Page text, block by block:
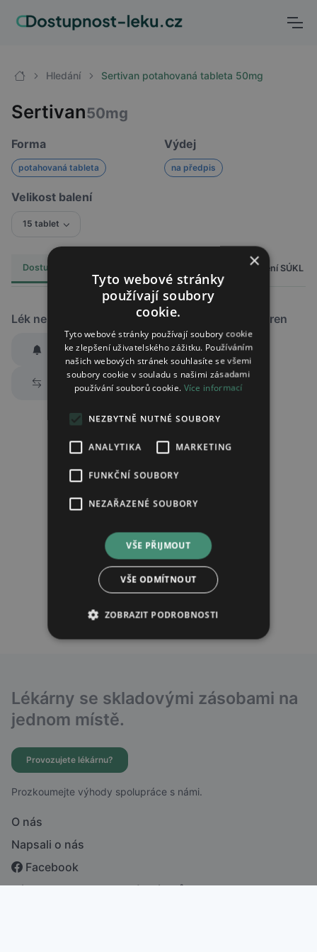
Hledání Sertivan potahovaná tableta 50mg
Sertivan50mg
Forma
potahovaná tableta
Výdej
na předpis
Velikost balení
15 tablet
Dostupnost Hlášení SÚKL
Lék není dostupný v žádné ze sledovaných lékáren
Hlídat dostupnost
Zaslat jednorázově emailem informaci o naskladnění
Praha
zpracování osobních údajů.
Seznámil/a jsem se sezásadami zpracování osobních údajů
Prozkoumat alternativy
Lékárny se skladovými zásobami na
jednom místě.
Provozujete lékárnu?
Prozkoumejte výhody spolupráce s námi.
O nás
Napsali o nás
Facebook
Zásady ochrany osobních údajů
×
Tyto webové stránky
používají soubory
cookie.
Tyto webové stránky používají soubory cookie
ke zlepšení uživatelského zážitku. Používáním
našich webových stránek souhlasíte se všemi
soubory cookie v souladu s našimi zásadami
používání souborů cookie. Více informací
NEZBYTNĚ NUTNÉ SOUBORY
ANALYTIKA MARKETING
FUNKČNÍ SOUBORY
NEZAŘAZENÉ SOUBORY
VŠE PŘIJMOUT
VŠE ODMÍTNOUT
ZOBRAZIT PODROBNOSTI